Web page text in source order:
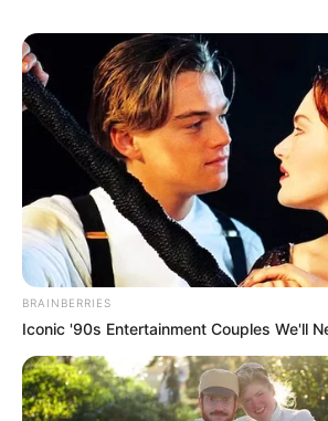
BRAINBERRIES
Iconic '90s Entertainment Couples We'll